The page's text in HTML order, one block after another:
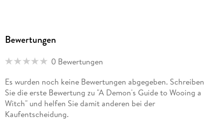
Bewertungen
0 Bewertungen
Es wurden noch keine Bewertungen abgegeben. Schreiben
Sie die erste Bewertung zu "A Demon's Guide to Wooing a
Witch" und helfen Sie damit anderen bei der
Kaufentscheidung.